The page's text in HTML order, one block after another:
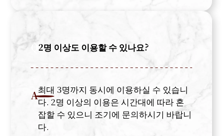
Q 2명 이상도 이용할 수 있나요?
A최대 3명까지 동시에 이용하실 수 있습니
다. 2명 이상의 이용은 시간대에 따라 혼
잡할 수 있으니 조기에 문의하시기 바랍니
다.